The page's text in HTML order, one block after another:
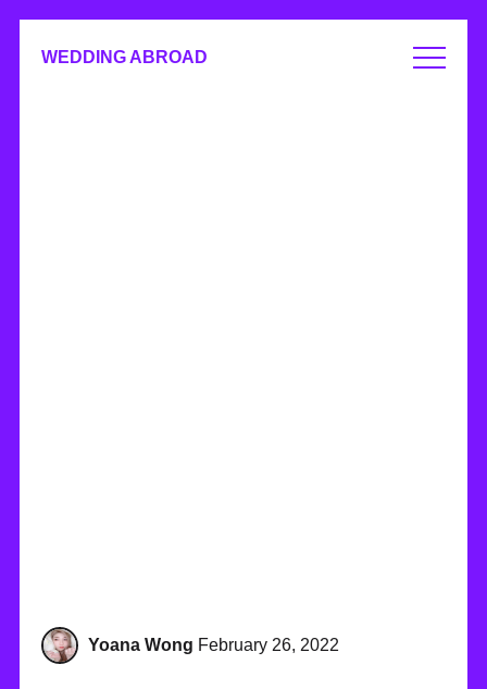
WEDDING ABROAD
Yoana Wong February 26, 2022